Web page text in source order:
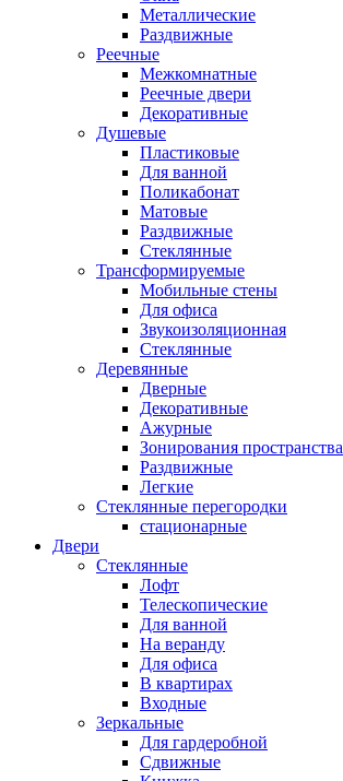
Металлические
Раздвижные
Реечные
Межкомнатные
Реечные двери
Декоративные
Душевые
Пластиковые
Для ванной
Поликабонат
Матовые
Раздвижные
Стеклянные
Трансформируемые
Мобильные стены
Для офиса
Звукоизоляционная
Стеклянные
Деревянные
Дверные
Декоративные
Ажурные
Зонирования пространства
Раздвижные
Легкие
Стеклянные перегородки
стационарные
Двери
Стеклянные
Лофт
Телескопические
Для ванной
На веранду
Для офиса
В квартирах
Входные
Зеркальные
Для гардеробной
Сдвижные